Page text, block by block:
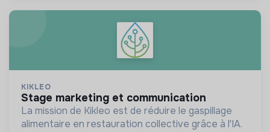
KIKLEO
stage marketing et communication
La mission de Kikleo est de réduire le gaspillage
alimentaire en restauration collective grâce à l'IA.